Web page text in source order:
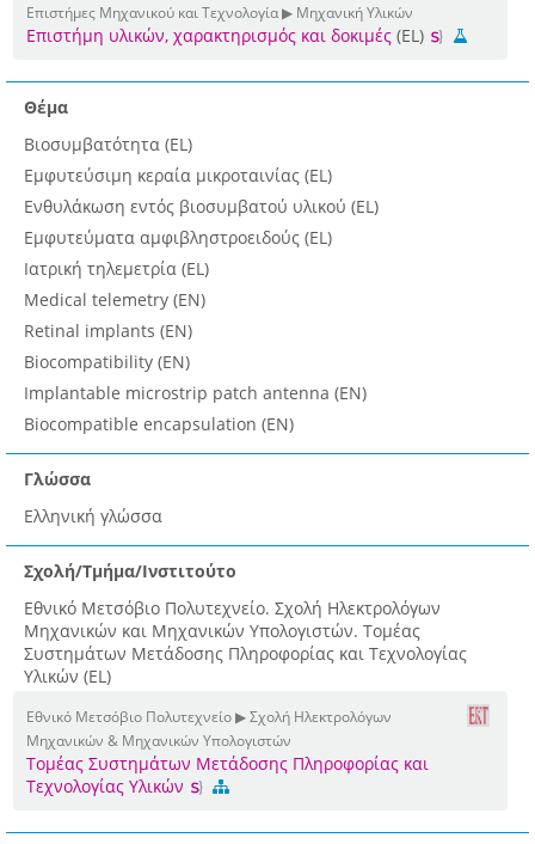
Επιστήμες Μηχανικού και Τεχνολογία ▶ Μηχανική Υλικών
Επιστήμη υλικών, χαρακτηρισμός και δοκιμές (EL)
Θέμα
Βιοσυμβατότητα (EL)
Εμφυτεύσιμη κεραία μικροταινίας (EL)
Ενθυλάκωση εντός βιοσυμβατού υλικού (EL)
Εμφυτεύματα αμφιβληστροειδούς (EL)
Ιατρική τηλεμετρία (EL)
Medical telemetry (EN)
Retinal implants (EN)
Biocompatibility (EN)
Implantable microstrip patch antenna (EN)
Biocompatible encapsulation (EN)
Γλώσσα
Ελληνική γλώσσα
Σχολή/Τμήμα/Ινστιτούτο
Εθνικό Μετσόβιο Πολυτεχνείο. Σχολή Ηλεκτρολόγων
Μηχανικών και Μηχανικών Υπολογιστών. Τομέας
Συστημάτων Μετάδοσης Πληροφορίας και Τεχνολογίας
Υλικών (EL)
Εθνικό Μετσόβιο Πολυτεχνείο ▶ Σχολή Ηλεκτρολόγων
Μηχανικών & Μηχανικών Υπολογιστών
Τομέας Συστημάτων Μετάδοσης Πληροφορίας και
Τεχνολογίας Υλικών